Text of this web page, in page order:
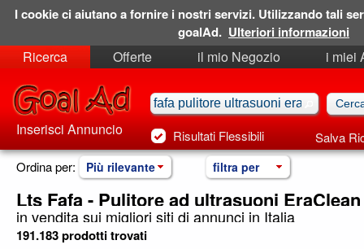
Ricerca Offerte il mio Negozio
i miei
Risultati Flessibili Salva
Inserisci Annuncio
Ordina per: Più rilevante filtra per
Lts Fafa - Pulitore ad ultrasuoni
in vendita sui migliori siti di annunci in Italia
191.183 prodotti trovati
I cookie ci aiutano a fornire i nostri servizi. Utilizzando tali
goalAd. Ulteriori informazioni